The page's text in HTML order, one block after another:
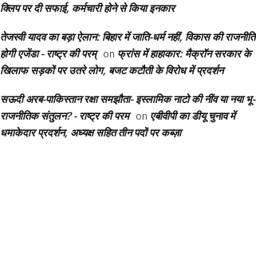
क्लिप पर दी सफाई, कर्मचारी होने से किया इनकार
तेजस्वी यादव का बड़ा ऐलान: बिहार में जाति-धर्म नहीं, विकास की राजनीति
होगी एजेंडा - राष्ट्र की परम् on फ्रांस में हाहाकार: मैक्रॉन सरकार के
खिलाफ सड़कों पर उतरे लोग, बजट कटौती के विरोध में प्रदर्शन
सऊदी अरब-पाकिस्तान रक्षा समझौता- इस्लामिक नाटो की नींव या नया भू-
राजनीतिक संतुलन? - राष्ट्र की परम on एबीवीपी का डीयू चुनाव में
धमाकेदार प्रदर्शन, अध्यक्ष सहित तीन पदों पर कब्ज़ा